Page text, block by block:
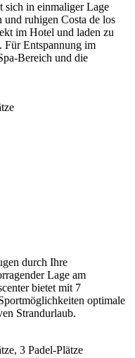
sich in einmaliger Lage
ruhigen Costa de los
im Hotel und laden zu
Für Entspannung im
Bereich und die
durch Ihre
Lage am
bietet mit 7
optimale
Strandurlaub.
3 Padel-Plätze